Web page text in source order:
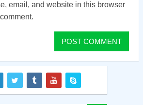
email, and website in this browser